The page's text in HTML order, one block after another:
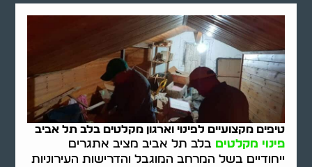
טיפים מקצועיים לפינוי וארגון מקלטים בלב תל אביב
פינוי מקלטים בלב תל אביב מציב אתגרים
ייחודיים בשל המרחב המוגבל והדרישות העירוניות